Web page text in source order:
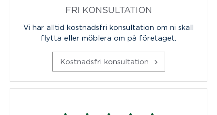
FRI KONSULTATION
Vi har alltid kostnadsfri konsultation om ni skall
flytta eller möblera om på företaget.
Kostnadsfri konsultation